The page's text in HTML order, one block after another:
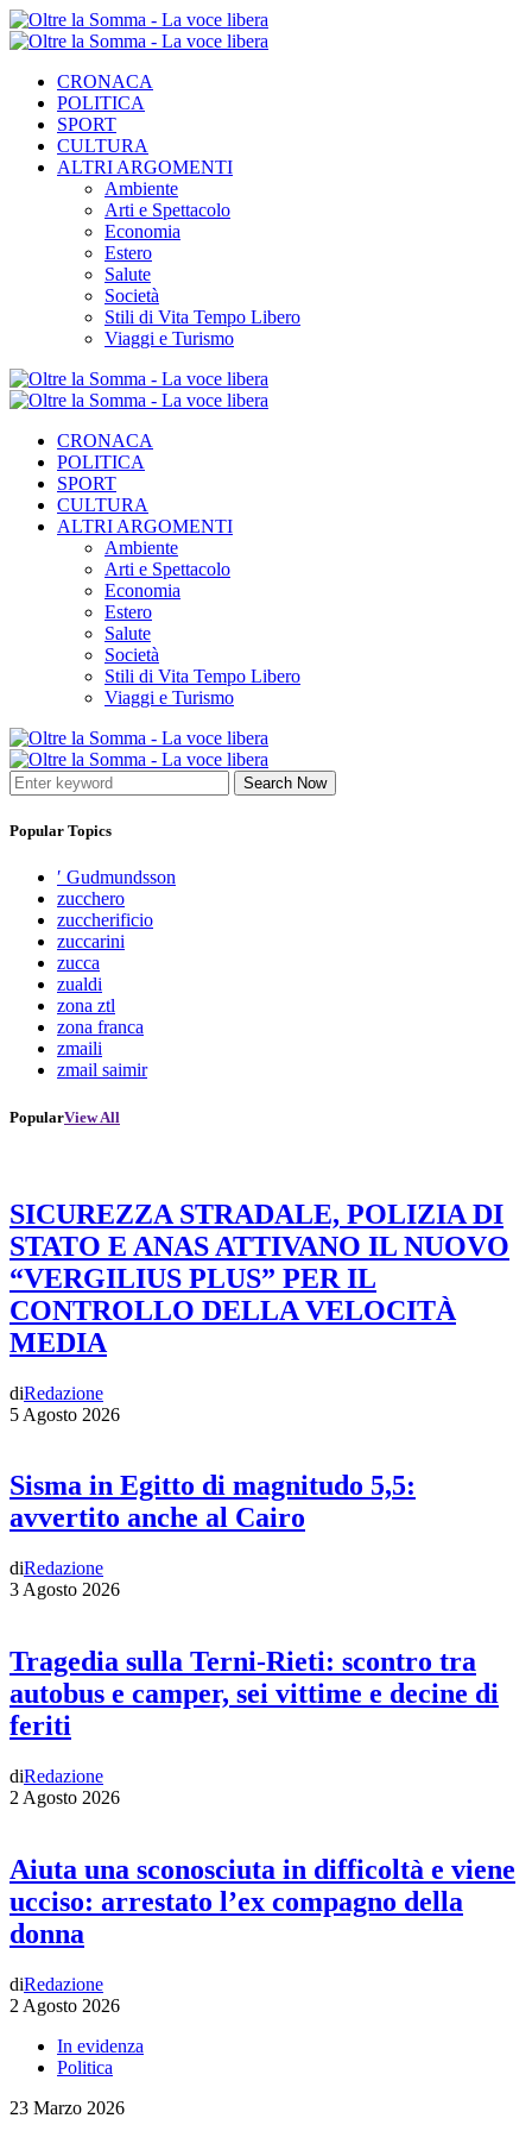
CRONACA
POLITICA
SPORT
CULTURA
ALTRI ARGOMENTI
Ambiente
Arti e Spettacolo
Economia
Estero
Salute
Società
Stili di Vita Tempo Libero
Viaggi e Turismo
CRONACA
POLITICA
SPORT
CULTURA
ALTRI ARGOMENTI
Ambiente
Arti e Spettacolo
Economia
Estero
Salute
Società
Stili di Vita Tempo Libero
Viaggi e Turismo
Search Now
Popular Topics
′ Gudmundsson
zucchero
zuccherificio
zuccarini
zucca
zualdi
zona ztl
zona franca
zmaili
zmail saimir
PopularView All
SICUREZZA STRADALE, POLIZIA DI
STATO E ANAS ATTIVANO IL NUOVO
“VERGILIUS PLUS” PER IL
CONTROLLO DELLA VELOCITÀ
MEDIA
diRedazione
5 Agosto 2026
Sisma in Egitto di magnitudo 5,5:
avvertito anche al Cairo
diRedazione
3 Agosto 2026
Tragedia sulla Terni-Rieti: scontro tra
autobus e camper, sei vittime e decine di
feriti
diRedazione
2 Agosto 2026
Aiuta una sconosciuta in difficoltà e viene
ucciso: arrestato l’ex compagno della
donna
diRedazione
2 Agosto 2026
In evidenza
Politica
23 Marzo 2026